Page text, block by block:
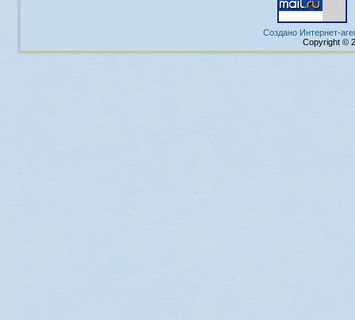
Создано Интернет-
Copyright ©